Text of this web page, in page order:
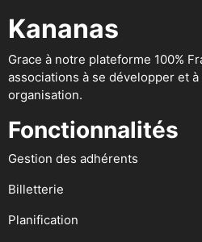
Kananas
Grace à notre plateforme 100%
associations à se développer et
organisation.
Fonctionnalités
Gestion des adhérents
Billetterie
Planification